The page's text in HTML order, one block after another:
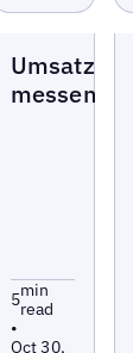
Umsatz
messen
5min
read
•
Oct 30,